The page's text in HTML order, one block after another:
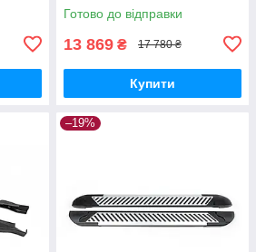
Готово до відправки
13 869 ₴ 17 780 ₴
Купити
–19%